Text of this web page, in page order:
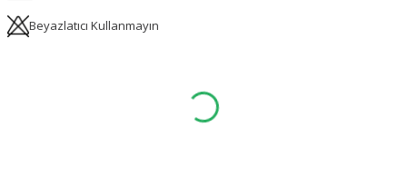
Beyazlatıcı Kullanmayın